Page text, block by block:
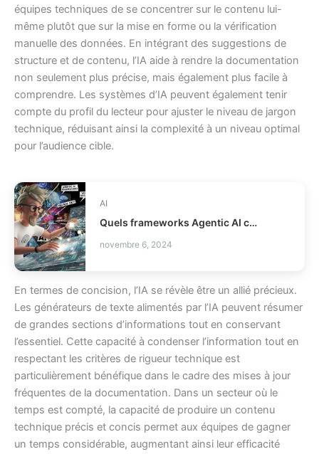
équipes techniques de se concentrer sur le contenu lui-
même plutôt que sur la mise en forme ou la vérification
manuelle des données. En intégrant des suggestions de
structure et de contenu, l’IA aide à rendre la documentation
non seulement plus précise, mais également plus facile à
comprendre. Les systèmes d’IA peuvent également tenir
compte du profil du lecteur pour ajuster le niveau de jargon
technique, réduisant ainsi la complexité à un niveau optimal
pour l’audience cible.
AI
Quels frameworks Agentic AI choisir pour vos agents ?
novembre 6, 2024
En termes de concision, l’IA se révèle être un allié précieux.
Les générateurs de texte alimentés par l’IA peuvent résumer
de grandes sections d’informations tout en conservant
l’essentiel. Cette capacité à condenser l’information tout en
respectant les critères de rigueur technique est
particulièrement bénéfique dans le cadre des mises à jour
fréquentes de la documentation. Dans un secteur où le
temps est compté, la capacité de produire un contenu
technique précis et concis permet aux équipes de gagner
un temps considérable, augmentant ainsi leur efficacité